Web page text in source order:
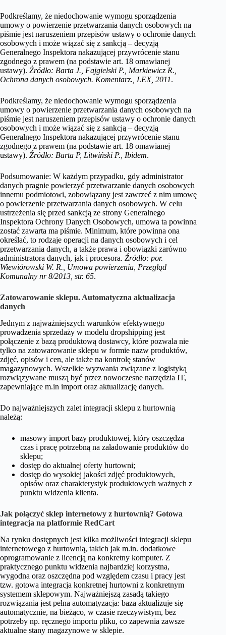
Podkreślamy, że niedochowanie wymogu sporządzenia
umowy o powierzenie przetwarzania danych osobowych na
piśmie jest naruszeniem przepisów ustawy o ochronie danych
osobowych i może wiązać się z sankcją – decyzją
Generalnego Inspektora nakazującej przywrócenie stanu
zgodnego z prawem (na podstawie art. 18 omawianej
ustawy). Źródło: Barta J., Fajgielski P., Markiewicz R.,
Ochrona danych osobowych. Komentarz., LEX, 2011.
Podkreślamy, że niedochowanie wymogu sporządzenia
umowy o powierzenie przetwarzania danych osobowych na
piśmie jest naruszeniem przepisów ustawy o ochronie danych
osobowych i może wiązać się z sankcją – decyzją
Generalnego Inspektora nakazującej przywrócenie stanu
zgodnego z prawem (na podstawie art. 18 omawianej
ustawy). Źródło: Barta P, Litwiński P., Ibidem.
Podsumowanie: W każdym przypadku, gdy administrator
danych pragnie powierzyć przetwarzanie danych osobowych
innemu podmiotowi, zobowiązany jest zawrzeć z nim umowę
o powierzenie przetwarzania danych osobowych. W celu
ustrzeżenia się przed sankcją ze strony Generalnego
Inspektora Ochrony Danych Osobowych, umowa ta powinna
zostać zawarta ma piśmie. Minimum, które powinna ona
określać, to rodzaje operacji na danych osobowych i cel
przetwarzania danych, a także prawa i obowiązki zarówno
administratora danych, jak i procesora. Źródło: por.
Wiewiórowski W. R., Umowa powierzenia, Przegląd
Komunalny nr 8/2013, str. 65.
Zatowarowanie sklepu. Automatyczna aktualizacja
danych
Jednym z najważniejszych warunków efektywnego
prowadzenia sprzedaży w modelu dropshipping jest
połączenie z bazą produktową dostawcy, które pozwala nie
tylko na zatowarowanie sklepu w formie nazw produktów,
zdjęć, opisów i cen, ale także na kontrolę stanów
magazynowych. Wszelkie wyzwania związane z logistyką
rozwiązywane muszą być przez nowoczesne narzędzia IT,
zapewniające m.in import oraz aktualizację danych.
Do najważniejszych zalet integracji sklepu z hurtownią
należą:
masowy import bazy produktowej, który oszczędza
czas i pracę potrzebną na załadowanie produktów do
sklepu;
dostęp do aktualnej oferty hurtowni;
dostęp do wysokiej jakości zdjęć produktowych,
opisów oraz charakterystyk produktowych ważnych z
punktu widzenia klienta.
Jak połączyć sklep internetowy z hurtownią? Gotowa
integracja na platformie RedCart
Na rynku dostępnych jest kilka możliwości integracji sklepu
internetowego z hurtownią, takich jak m.in. dodatkowe
oprogramowanie z licencją na konkretny komputer. Z
praktycznego punktu widzenia najbardziej korzystna,
wygodna oraz oszczędna pod względem czasu i pracy jest
tzw. gotowa integracja konkretnej hurtowni z konkretnym
systemem sklepowym. Najważniejszą zasadą takiego
rozwiązania jest pełna automatyzacja: baza aktualizuje się
automatycznie, na bieżąco, w czasie rzeczywistym, bez
potrzeby np. ręcznego importu pliku, co zapewnia zawsze
aktualne stany magazynowe w sklepie.